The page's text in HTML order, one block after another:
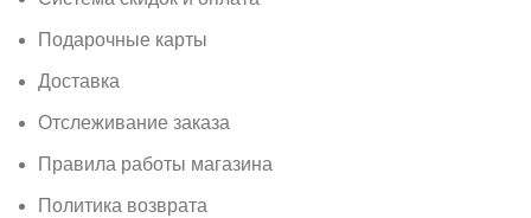
Подарочные карты
Доставка
Отслеживание заказа
Правила работы магазина
Политика возврата